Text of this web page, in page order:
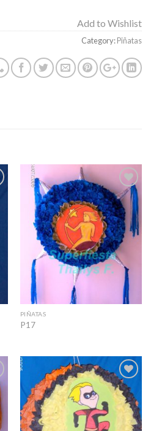
Add to Wishlist
Category:Piñatas
Add to
Wishlist
PIÑATAS
P17
Add to
Wishlist